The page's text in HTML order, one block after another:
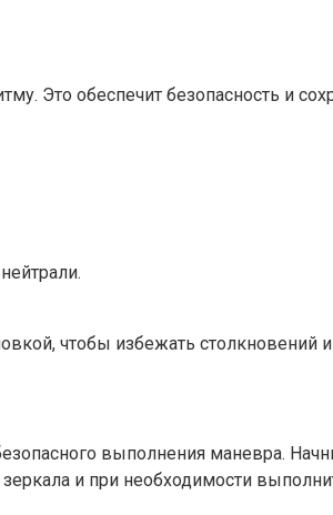
Это обеспечит безопасность и
чтобы избежать столкновений и
выполнения маневра.
и при необходимости